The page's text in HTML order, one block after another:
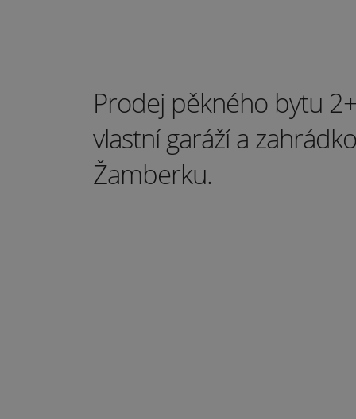
Prodej pěkného bytu
vlastní garáží a
Žamberku.